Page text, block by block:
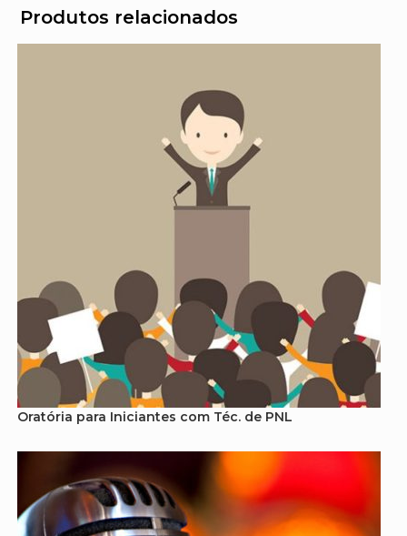
Produtos relacionados
Oratória para Iniciantes com Téc. de PNL